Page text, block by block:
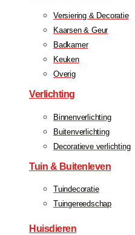
Versiering & Decoratie
Kaarsen & Geur
Badkamer
Keuken
Overig
Verlichting
Binnenverlichting
Buitenverlichting
Decoratieve verlichting
Tuin & Buitenleven
Tuindecoratie
Tuingereedschap
Huisdieren